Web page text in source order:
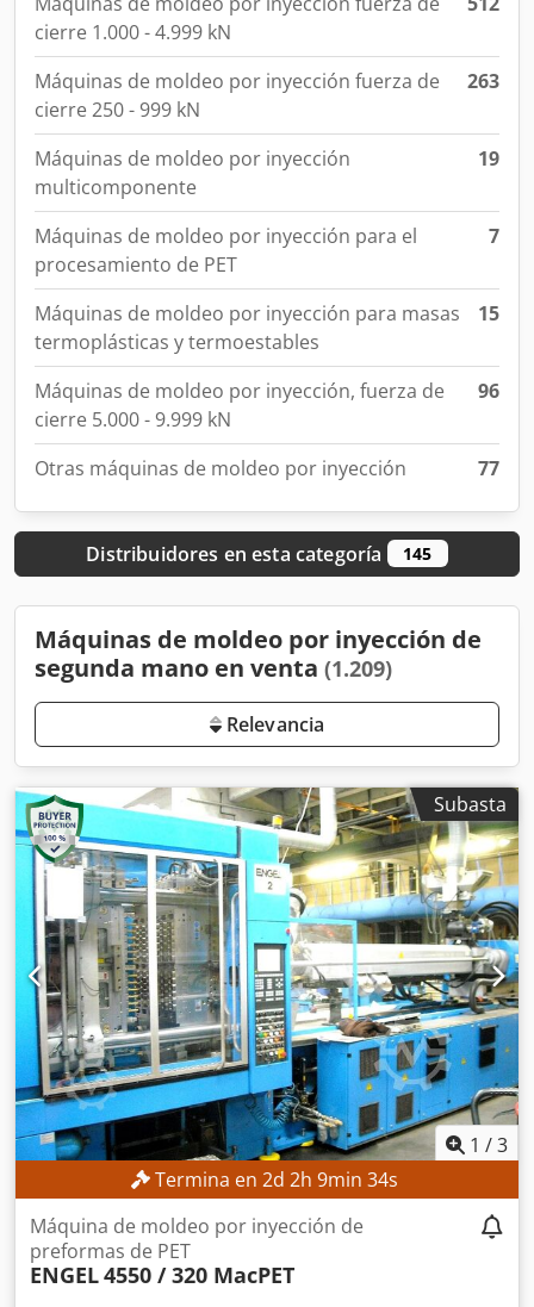
cierre 1.000 - 4.999 kN
Máquinas de moldeo por inyección fuerza de
cierre 250 - 999 kN
263
Máquinas de moldeo por inyección
multicomponente
19
Máquinas de moldeo por inyección para el
procesamiento de PET
7
Máquinas de moldeo por inyección para masas
termoplásticas y termoestables
15
Máquinas de moldeo por inyección, fuerza de
cierre 5.000 - 9.999 kN
96
Otras máquinas de moldeo por inyección 77
Distribuidores en esta categoría 145
Máquinas de moldeo por inyección de
segunda mano en venta (1.209)
Relevancia
Subasta
1 /3
Termina en 2d 2h 9min 32s
Máquina de moldeo por inyección de
preformas de PET
ENGEL4550 / 320 MacPET